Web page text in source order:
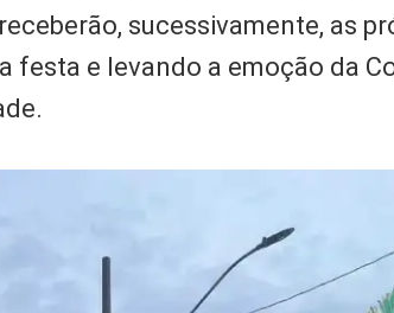
sucessivamente, as
festa e levando a emoção da